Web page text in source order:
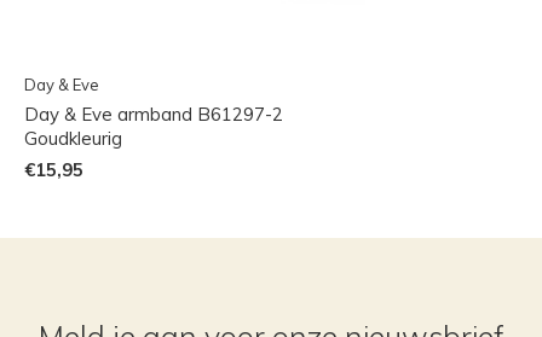
Day & Eve
Day & Eve armband B61297-2
Goudkleurig
€15,95